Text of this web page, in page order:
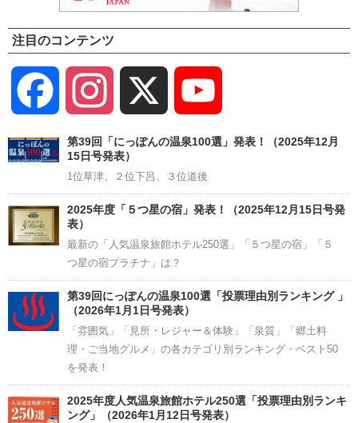
注目のコンテンツ
Facebook Instagram
Channel
第39回「にっぽんの温泉100選」発表！（2025年12月
15日号発表）
1位草津、２位下呂、３位道後
2025年度「５つ星の宿」発表！（2025年12月15日号発
表）
最新の「人気温泉旅館ホテル250選」「５つ星の宿」「５
つ星の宿プラチナ」は？
第39回にっぽんの温泉100選「投票理由別ランキング 」
（2026年1月1日号発表）
「雰囲気」「見所・レジャー＆体験」「泉質」「郷土料
理・ご当地グルメ」の各カテゴリ別ランキング・ベスト50
を発表！
2025年度人気温泉旅館ホテル250選「投票理由別ランキ
ング」（2026年1月12日号発表）